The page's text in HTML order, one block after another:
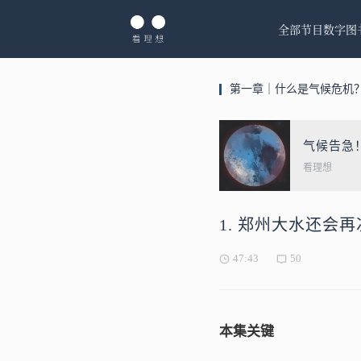
全部节目数字图
第一章｜什么是气候危机
气候告急
看理想
1. 郑州大水还会
47:43 50
本集关键